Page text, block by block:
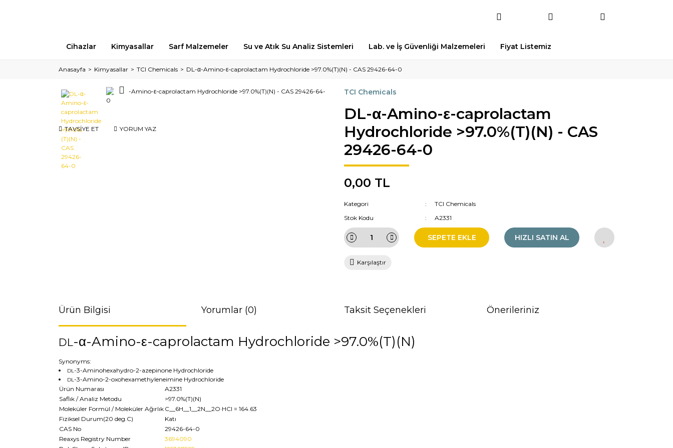
Cihazlar Kimyasallar Sarf Malzemeler Su ve Atık Su Analiz Sistemleri Lab. ve İş Güvenliği Malzemeleri Fiyat Listemiz
Anasayfa Kimyasallar TCI Chemicals DL-α-Amino-ε-caprolactam Hydrochloride >97.0%(T)(N) - CAS 29426-64-0
TAVSİYE ET YORUM YAZ
TCI Chemicals
DL-α-Amino-ε-caprolactam
Hydrochloride >97.0%(T)(N) - CAS
29426-64-0
0,00 TL
Kategori
TCI Chemicals
Stok Kodu
A2331
SEPETE EKLE HIZLI SATIN AL
Karşılaştır
Ürün Bilgisi Yorumlar (0) Taksit Seçenekleri Önerileriniz
DL-α-Amino-ε-caprolactam Hydrochloride >97.0%(T)(N)
Synonyms:
DL -3-Aminohexahydro-2-azepinone Hydrochloride
DL -3-Amino-2-oxohexamethyleneimine Hydrochloride
Ürün Numarası
A2331
Saflık / Analiz Metodu
>97.0%(T)(N)
Moleküler Formül / Moleküler Ağırlık C__6H__1__2N__2O·HCl = 164.63
Fiziksel Durum(20 deg.C)
Katı
CAS No
29426-64-0
Reaxys Registry Number
3694090